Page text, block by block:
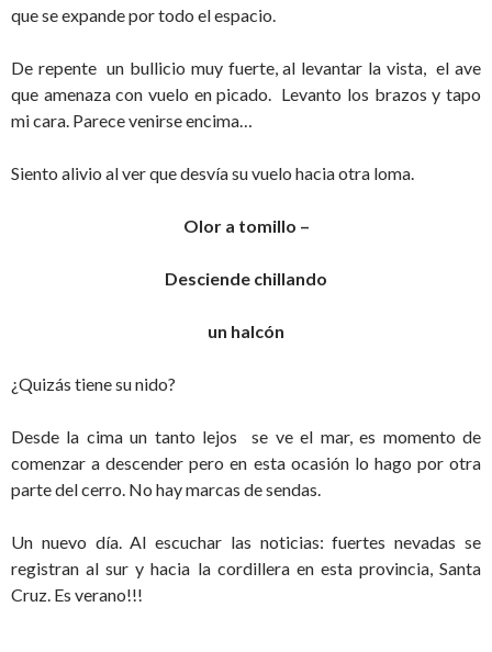
que se expande por todo el espacio.
De repente un bullicio muy fuerte, al levantar la vista, el ave
que amenaza con vuelo en picado. Levanto los brazos y tapo
mi cara. Parece venirse encima…
Siento alivio al ver que desvía su vuelo hacia otra loma.
Olor a tomillo –
Desciende chillando
un halcón
¿Quizás tiene su nido?
Desde la cima un tanto lejos se ve el mar, es momento de
comenzar a descender pero en esta ocasión lo hago por otra
parte del cerro. No hay marcas de sendas.
Un nuevo día. Al escuchar las noticias: fuertes nevadas se
registran al sur y hacia la cordillera en esta provincia, Santa
Cruz. Es verano!!!